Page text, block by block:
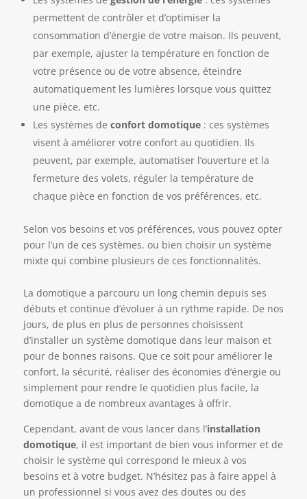
permettent de contrôler et d’optimiser la
consommation d’énergie de votre maison. Ils peuvent,
par exemple, ajuster la température en fonction de
votre présence ou de votre absence, éteindre
automatiquement les lumières lorsque vous quittez
une pièce, etc.
Les systèmes de confort domotique: ces systèmes
visent à améliorer votre confort au quotidien. Ils
peuvent, par exemple, automatiser l’ouverture et la
fermeture des volets, réguler la température de
chaque pièce en fonction de vos préférences, etc.
Selon vos besoins et vos préférences, vous pouvez opter
pour l’un de ces systèmes, ou bien choisir un système
mixte qui combine plusieurs de ces fonctionnalités.
La domotique a parcouru un long chemin depuis ses
débuts et continue d’évoluer à un rythme rapide. De nos
jours, de plus en plus de personnes choisissent
d’installer un système domotique dans leur maison et
pour de bonnes raisons. Que ce soit pour améliorer le
confort, la sécurité, réaliser des économies d’énergie ou
simplement pour rendre le quotidien plus facile, la
domotique a de nombreux avantages à offrir.
Cependant, avant de vous lancer dans l’installation
domotique, il est important de bien vous informer et de
choisir le système qui correspond le mieux à vos
besoins et à votre budget. N’hésitez pas à faire appel à
un professionnel si vous avez des doutes ou des